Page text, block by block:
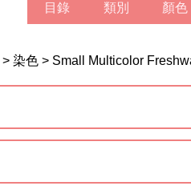
目錄 類別 顏色
> 染色 > Small Multicolor